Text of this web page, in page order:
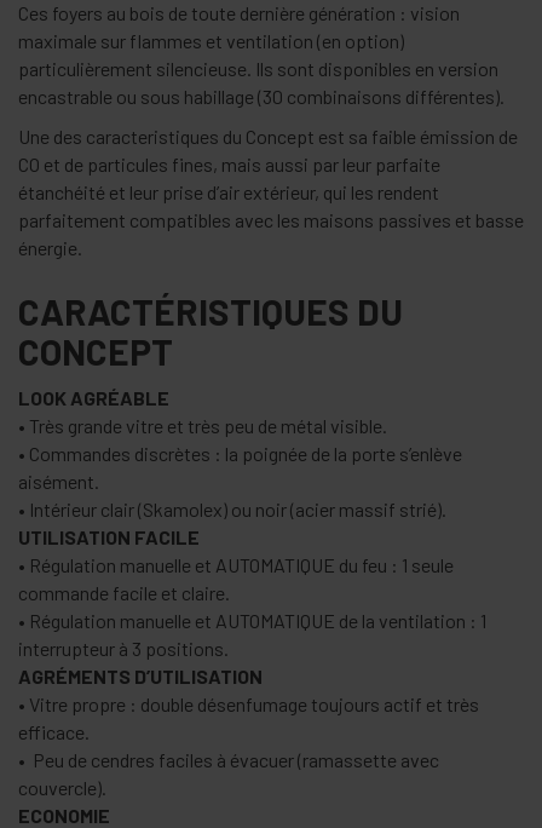
Ces foyers au bois de toute dernière génération : vision
maximale sur flammes et ventilation (en option)
particulièrement silencieuse. Ils sont disponibles en version
encastrable ou sous habillage (30 combinaisons différentes).
Une des caracteristiques du Concept est sa faible émission de
CO et de particules fines, mais aussi par leur parfaite
étanchéité et leur prise d’air extérieur, qui les rendent
parfaitement compatibles avec les maisons passives et basse
énergie.
CARACTÉRISTIQUES DU
CONCEPT
LOOK AGRÉABLE
• Très grande vitre et très peu de métal visible.
• Commandes discrètes : la poignée de la porte s’enlève
aisément.
• Intérieur clair (Skamolex) ou noir (acier massif strié).
UTILISATION FACILE
• Régulation manuelle et AUTOMATIQUE du feu : 1 seule
commande facile et claire.
• Régulation manuelle et AUTOMATIQUE de la ventilation : 1
interrupteur à 3 positions.
AGRÉMENTS D’UTILISATION
• Vitre propre : double désenfumage toujours actif et très
efficace.
• Peu de cendres faciles à évacuer (ramassette avec
couvercle).
ECONOMIE